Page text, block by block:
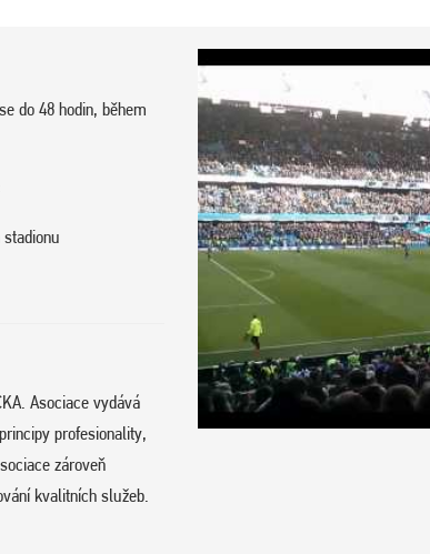
do 48 hodin, během
Asociace vydává
profesionality,
zároveň
kvalitních služeb.